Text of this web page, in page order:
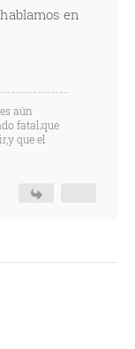
en
aún
fatal;que
que el